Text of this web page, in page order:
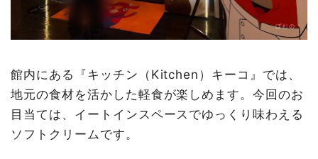
館内にある『キッチン（Kitchen）キーコ』では、
地元の食材を活かした軽食が楽しめます。今回のお
目当ては、イートインスペースでゆっくり味わえる
ソフトクリームです。